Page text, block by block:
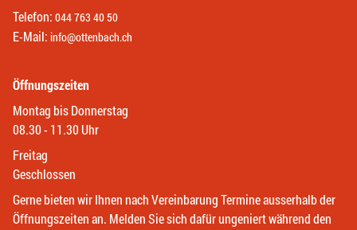
Telefon: 044 763 40 50
E-Mail: info@ottenbach.ch
Öffnungszeiten
Montag bis Donnerstag
08.30 - 11.30 Uhr
Freitag
Geschlossen
Gerne bieten wir Ihnen nach Vereinbarung Termine ausserhalb der
Öffnungszeiten an. Melden Sie sich dafür ungeniert während den